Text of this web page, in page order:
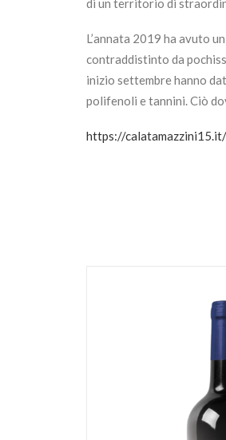
di un territorio di
L’annata 2019 ha avuto
contraddistinto da
inizio settembre hanno
polifenoli e tannini. Ciò
https://